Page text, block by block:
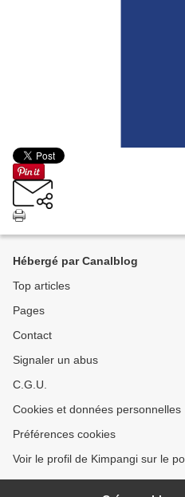
Hébergé par Canalblog
Top articles
Pages
Contact
Signaler un abus
C.G.U.
Cookies et données personnelles
Préférences cookies
Voir le profil de Kimpangi sur le